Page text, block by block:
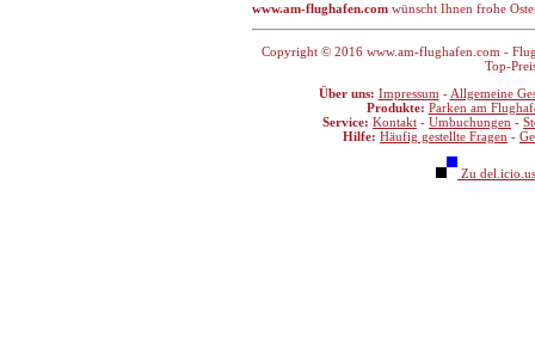
www.am-flughafen.com wünscht Ihnen frohe
Copyright © 2016 www.am-flughafen.com -
Top-
Über uns: Impressum - Allgemeine
Produkte: Parken am
Service: Kontakt - Umbuchungen -
Hilfe: Häufig gestellte Fragen -
Zu